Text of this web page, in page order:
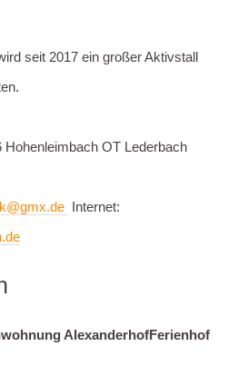
seit 2017 ein großer Aktivstall
Hohenleimbach OT Lederbach
Internet:
AlexanderhofFerienhof